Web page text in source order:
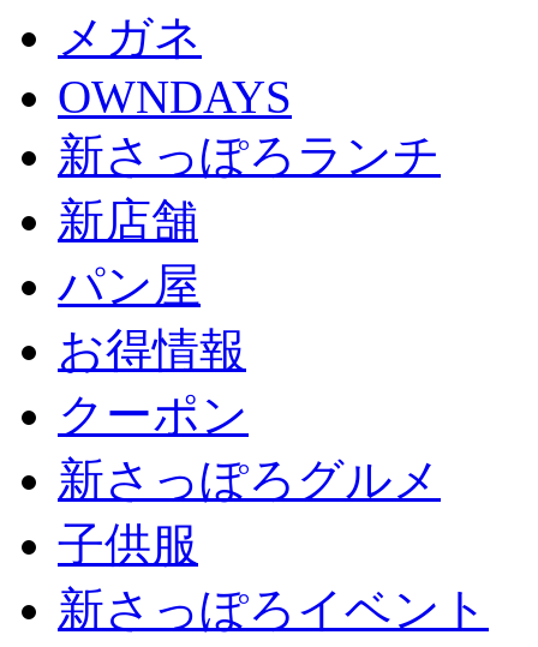
メガネ
OWNDAYS
新さっぽろランチ
新店舗
パン屋
お得情報
クーポン
新さっぽろグルメ
子供服
新さっぽろイベント